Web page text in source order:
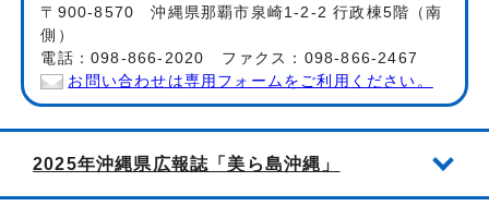
〒900-8570 沖縄県那覇市泉崎1-2-2 行政棟5階（南
側）
電話：098-866-2020 ファクス：098-866-2467
お問い合わせは専用フォームをご利用ください。
2025年沖縄県広報誌「美ら島沖縄」